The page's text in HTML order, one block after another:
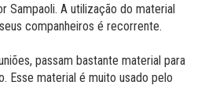
Sampaoli. A utilização do material
companheiros é recorrente.
passam bastante material para
Esse material é muito usado pelo